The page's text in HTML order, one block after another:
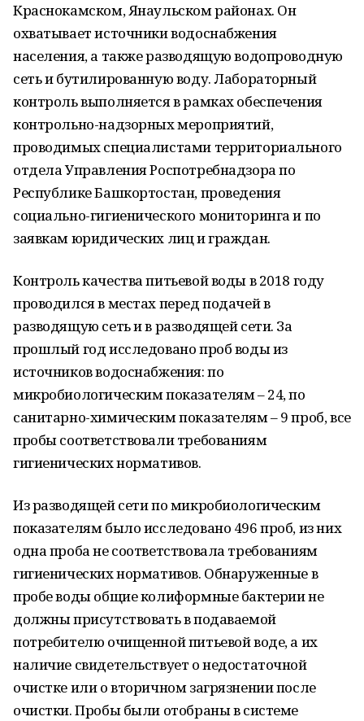
Краснокамском, Янаульском районах. Он
охватывает источники водоснабжения
населения, а также разводящую водопроводную
сеть и бутилированную воду. Лабораторный
контроль выполняется в рамках обеспечения
контрольно-надзорных мероприятий,
проводимых специалистами территориального
отдела Управления Роспотребнадзора по
Республике Башкортостан, проведения
социально-гигиенического мониторинга и по
заявкам юридических лиц и граждан.
Контроль качества питьевой воды в 2018 году
проводился в местах перед подачей в
разводящую сеть и в разводящей сети. За
прошлый год исследовано проб воды из
источников водоснабжения: по
микробиологическим показателям – 24, по
санитарно-химическим показателям – 9 проб, все
пробы соответствовали требованиям
гигиенических нормативов.
Из разводящей сети по микробиологическим
показателям было исследовано 496 проб, из них
одна проба не соответствовала требованиям
гигиенических нормативов. Обнаруженные в
пробе воды общие колиформные бактерии не
должны присутствовать в подаваемой
потребителю очищенной питьевой воде, а их
наличие свидетельствует о недостаточной
очистке или о вторичном загрязнении после
очистки. Пробы были отобраны в системе